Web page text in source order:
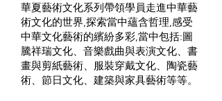
華夏藝術文化系列帶領學員走進中華藝
術文化的世界,探索當中蘊含哲理,感受
中華文化藝術的繽紛多彩,當中包括:圖
騰祥瑞文化、音樂戲曲與表演文化、書
畫與剪紙藝術、服裝穿戴文化、陶瓷藝
術、節日文化、建築與家具藝術等等。